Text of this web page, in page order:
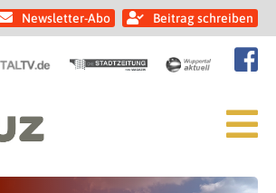
Newsletter-Abo Beitrag schreiben